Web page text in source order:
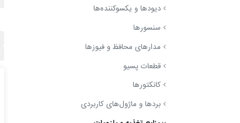
دیودها و یکسوکننده‌ها
سنسورها
مدارهای محافظ و فیوزها
قطعات پسیو
کانکتورها
بردها و ماژول‌های کاربردی